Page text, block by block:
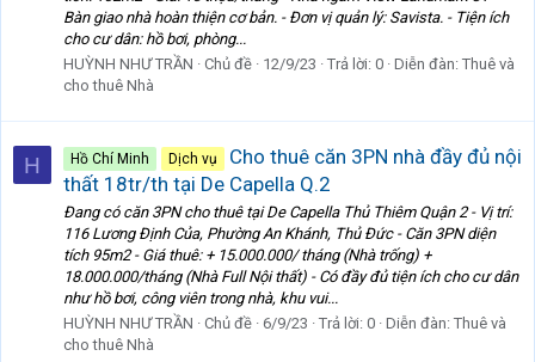
Bàn giao nhà hoàn thiện cơ bản. - Đơn vị quản lý: Savista. - Tiện ích
cho cư dân: hồ bơi, phòng...
HUỲNH NHƯ TRẦN
Chủ đề 12/9/23 Trả lời: 0 Diễn đàn: Thuê và
cho thuê Nhà
H Hồ Chí Minh Dịch vụ
Cho thuê căn 3PN nhà đầy đủ nội
thất 18tr/th tại De Capella Q.2
Đang có căn 3PN cho thuê tại De Capella Thủ Thiêm Quận 2 - Vị trí:
116 Lương Định Của, Phường An Khánh, Thủ Đức - Căn 3PN diện
tích 95m2 - Giá thuê: + 15.000.000/ tháng (Nhà trống) +
18.000.000/tháng (Nhà Full Nội thất) - Có đầy đủ tiện ích cho cư dân
như hồ bơi, công viên trong nhà, khu vui...
HUỲNH NHƯ TRẦN
Chủ đề 6/9/23 Trả lời: 0 Diễn đàn: Thuê và
cho thuê Nhà